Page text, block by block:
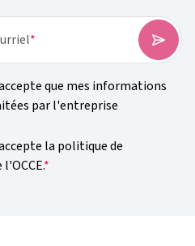
que mes informations
par l'entreprise
la politique de